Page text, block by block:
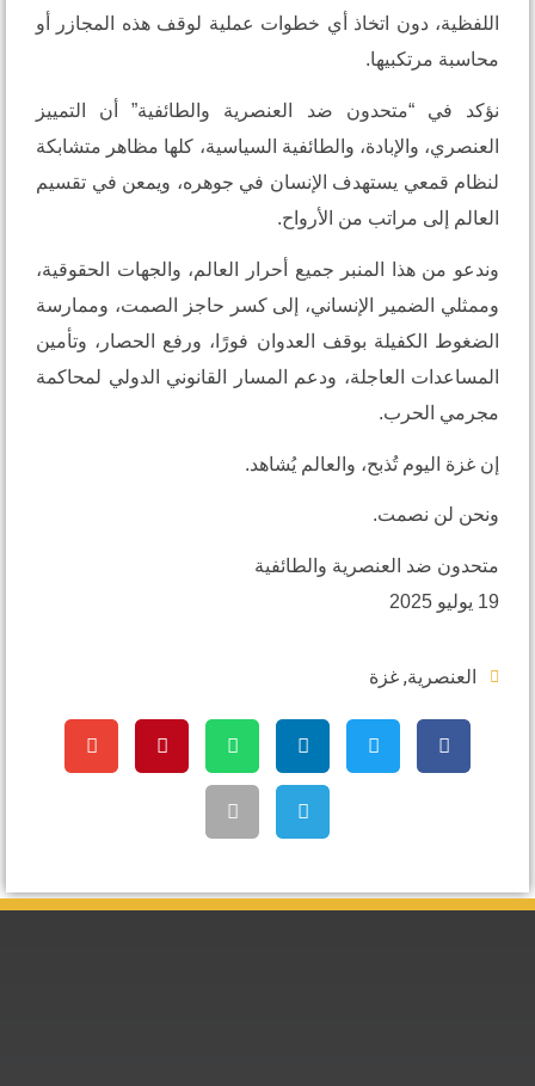
دون اتخاذ أي خطوات عملية لوقف هذه المجازر أو
“متحدون ضد العنصرية والطائفية” أن التمييز
والإبادة، والطائفية السياسية، كلها مظاهر متشابكة
يستهدف الإنسان في جوهره، ويمعن في تقسيم
مراتب من الأرواح.
هذا المنبر جميع أحرار العالم، والجهات الحقوقية،
الإنساني، إلى كسر حاجز الصمت، وممارسة
بوقف العدوان فورًا، ورفع الحصار، وتأمين
العاجلة، ودعم المسار القانوني الدولي لمحاكمة
تُذبح، والعالم يُشاهد.
نصمت.
العنصرية والطائفية
غزة